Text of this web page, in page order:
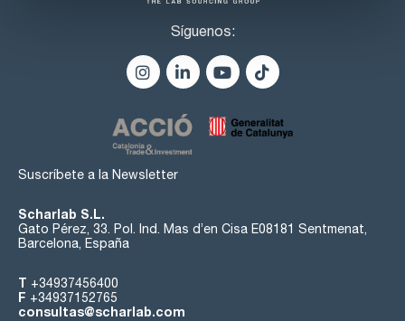
Síguenos:
Suscríbete a la Newsletter
Scharlab S.L.
Gato Pérez, 33. Pol. Ind. Mas d’en Cisa E08181 Sentmenat,
Barcelona, España
T +34937456400
F +34937152765
consultas@scharlab.com